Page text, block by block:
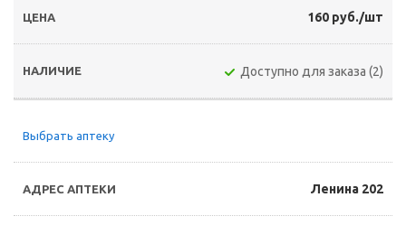
160 руб./шт
Доступно для заказа (2)
Выбрать аптеку
Ленина 202